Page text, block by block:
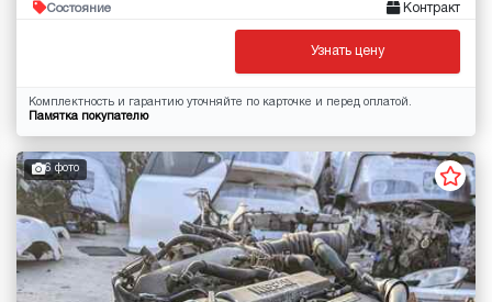
Состояние Контракт
Узнать цену
Комплектность и гарантию уточняйте по карточке и перед оплатой.
Памятка покупателю
6 фото